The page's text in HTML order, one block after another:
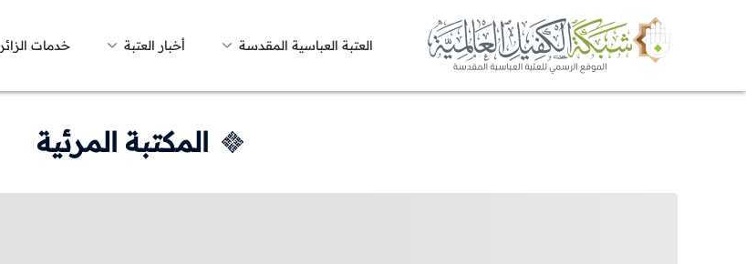
العتبة العباسية المقدسة أخبار العتبة خدمات الزائر
المكتبة المرئية